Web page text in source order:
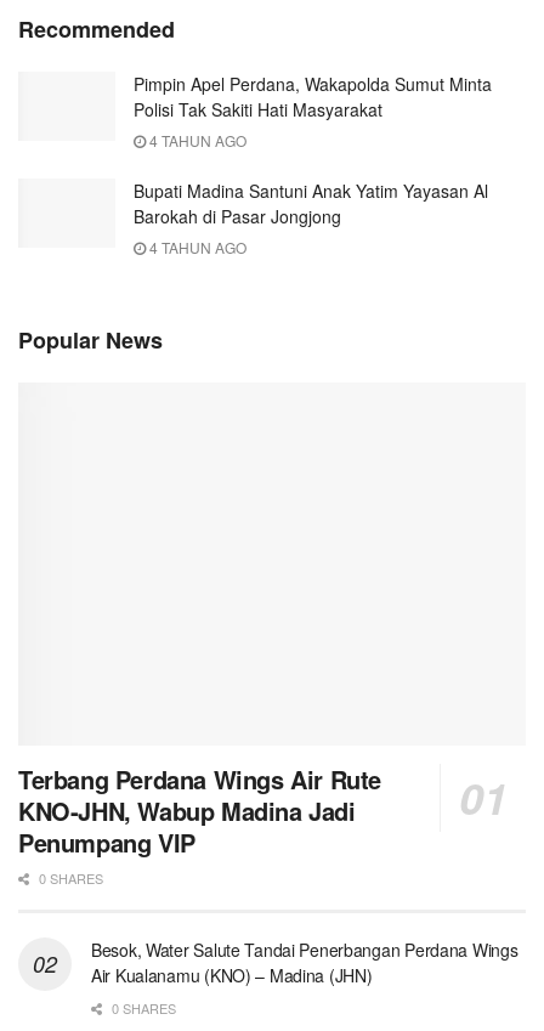
Recommended
Pimpin Apel Perdana, Wakapolda Sumut Minta
Polisi Tak Sakiti Hati Masyarakat
4 TAHUN AGO
Bupati Madina Santuni Anak Yatim Yayasan Al
Barokah di Pasar Jongjong
4 TAHUN AGO
Popular News
Terbang Perdana Wings Air Rute
KNO-JHN, Wabup Madina Jadi
Penumpang VIP
0 SHARES
Besok, Water Salute Tandai Penerbangan Perdana Wings
Air Kualanamu (KNO) – Madina (JHN)
0 SHARES